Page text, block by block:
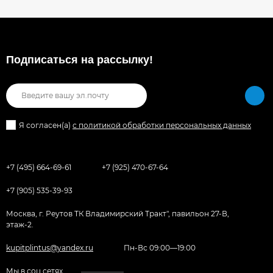
Подписаться на рассылкy!
Я согласен(a) с политикой обработки персональных данных
+7 (495) 664-69-61 +7 (925) 470-67-64
+7 (905) 535-39-93
Москва, г. Реутов ТК Владимирский Тракт", павильон 27-В,
этаж-2.
kupitplintus@yandex.ru Пн-Вс 09:00—19:00
Мы в соц.сетях